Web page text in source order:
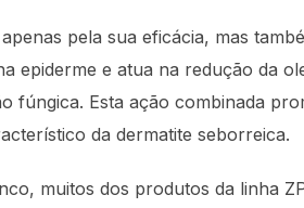
pela sua eficácia, mas
epiderme e atua na redução da
fúngica. Esta ação combinada
da dermatite seborreica.
muitos dos produtos da linha